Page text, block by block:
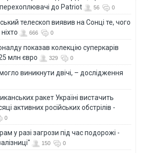
перехоплювачі до Patriot
56 0
телескоп виявив на Сонці те, чого
666 0
показав колекцію суперкарів
млн євро
329 0
виникнути двічі, – дослідження
ракет Україні вистачить
активних російських обстрілів -
0
у разі загрози під час подорожі -
150 0